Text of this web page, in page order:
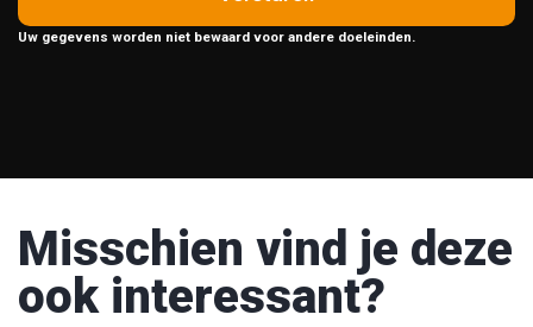
Uw gegevens worden niet bewaard voor andere doeleinden.
Misschien vind je deze
ook interessant?